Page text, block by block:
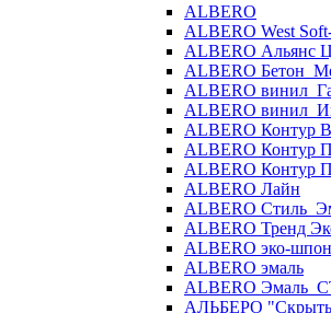
ALBERO
ALBERO West
ALBERO Альянс
ALBERO
ALBERO
ALBERO
ALBERO Контур
ALBERO Контур
ALBERO Контур
ALBERO Лайн
ALBERO
ALBERO Тренд
ALBERO эко-
ALBERO эмаль
ALBERO
АЛЬБЕРО